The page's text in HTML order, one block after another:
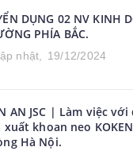
DỤNG 02 NV KINH
PHÍA BẮC.
nhật, 19/12/2024
AN JSC | Làm việc
xuất khoan neo
Hà Nội.